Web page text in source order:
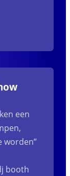
een
worden”
booth